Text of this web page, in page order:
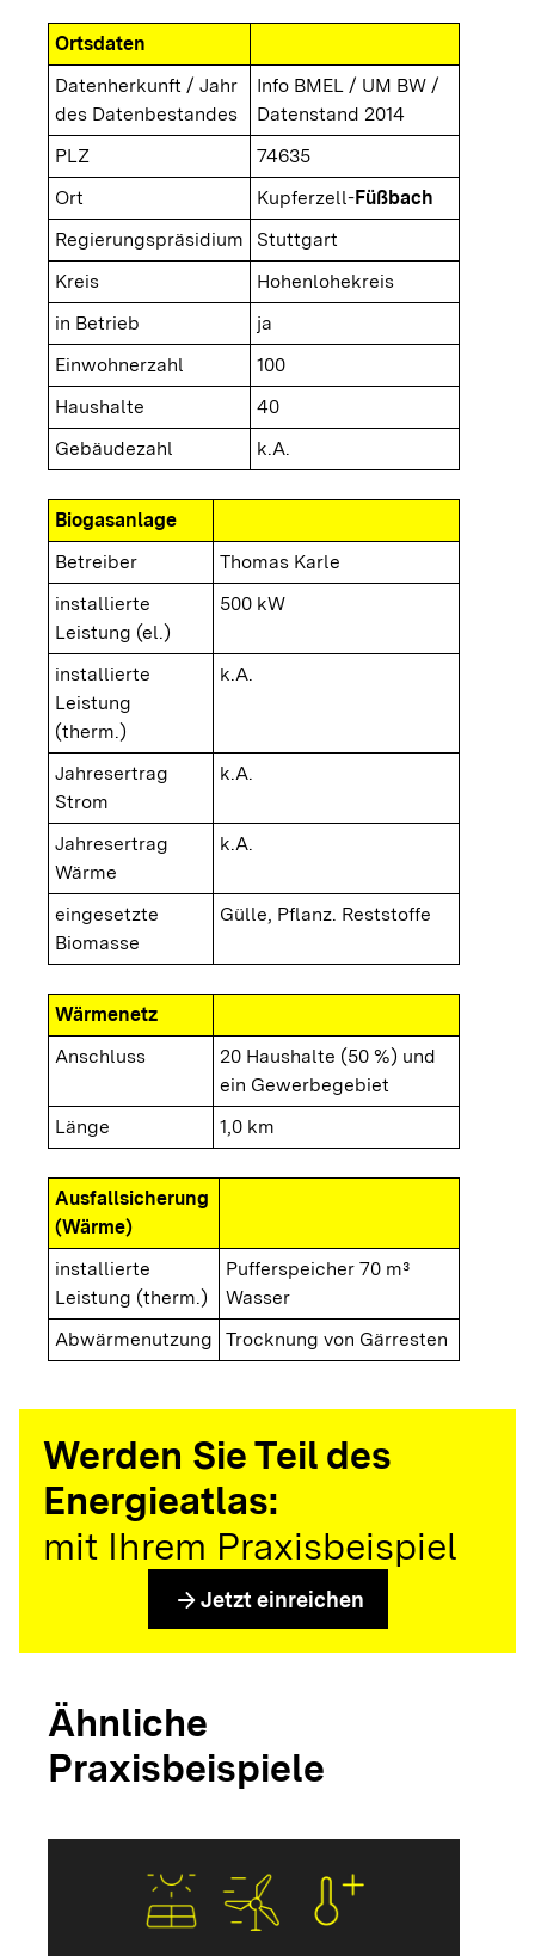
Ortsdaten
Datenherkunft / Jahr
des Datenbestandes
Info BMEL / UM BW /
Datenstand 2014
PLZ
74635
Ort
Kupferzell-Füßbach
Regierungspräsidium
Stuttgart
Kreis
Hohenlohekreis
in Betrieb
ja
Einwohnerzahl
100
Haushalte
40
Gebäudezahl
k.A.
Biogasanlage
Betreiber
Thomas Karle
installierte
Leistung (el.)
500 kW
installierte
Leistung
(therm.)
k.A.
Jahresertrag
Strom
k.A.
Jahresertrag
Wärme
k.A.
eingesetzte
Biomasse
Gülle, Pflanz. Reststoffe
Wärmenetz
Anschluss
20 Haushalte (50 %) und
ein Gewerbegebiet
Länge
1,0 km
Ausfallsicherung
(Wärme)
installierte
Leistung (therm.)
Pufferspeicher 70 m³
Wasser
Abwärmenutzung
Trocknung von Gärresten
Werden Sie Teil des
Energieatlas:
mit Ihrem Praxisbeispiel
arrow_forward Jetzt einreichen
Ähnliche
Praxisbeispiele